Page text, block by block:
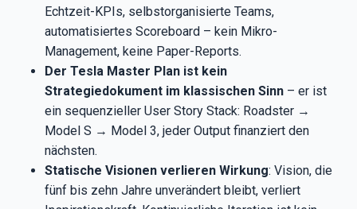
Echtzeit-KPIs, selbstorganisierte Teams,
automatisiertes Scoreboard – kein Mikro-
Management, keine Paper-Reports.
Der Tesla Master Plan ist kein
Strategiedokument im klassischen Sinn – er ist
ein sequenzieller User Story Stack: Roadster →
Model S → Model 3, jeder Output finanziert den
nächsten.
Statische Visionen verlieren Wirkung: Vision, die
fünf bis zehn Jahre unverändert bleibt, verliert